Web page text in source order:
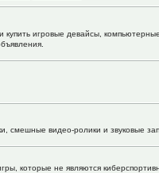
игровые девайсы,
смешные видео-ролики и звуковые
которые не являются